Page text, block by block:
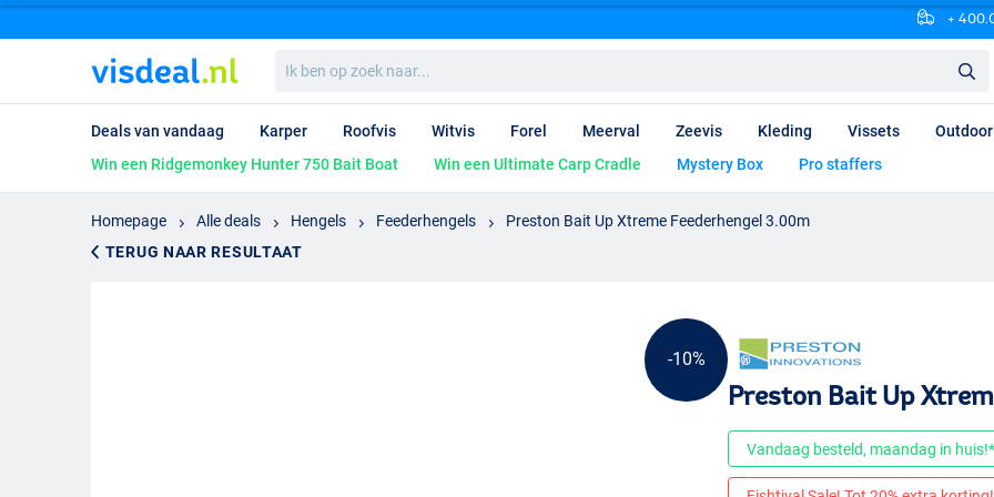
+
ben
op
naar...
Deals van vandaag Karper Roofvis Witvis Forel Meerval Zeevis Kleding Vissets Outdoor
Win een Ridgemonkey Hunter 750 Bait Boat
Win een Ultimate Carp Cradle Mystery Box Pro staffers
Homepage Alle deals Hengels Feederhengels
Preston Bait Up Xtreme Feederhengel 3.00m
TERUG NAAR RESULTAAT
-10%
Preston Bait Up
Vandaag besteld, maandag in huis!*